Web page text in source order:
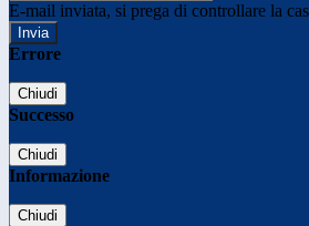
E-mail inviata, si prega di controllare la
Errore
Chiudi
Successo
Chiudi
Informazione
Chiudi